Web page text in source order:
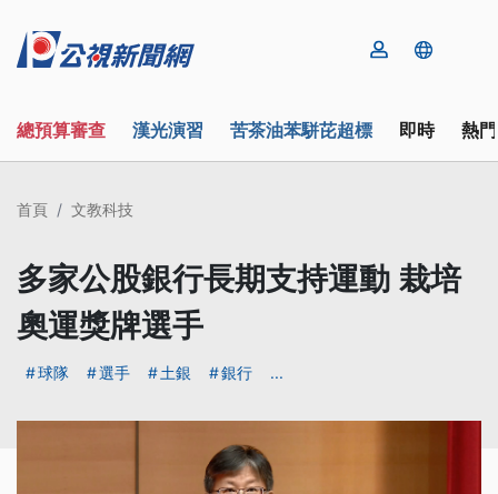
總預算審查 漢光演習 苦茶油苯駢芘超標 即時 熱
首頁 文教科技
多家公股銀行長期支持運動 栽培
奧運獎牌選手
球隊 選手 土銀 銀行 ...